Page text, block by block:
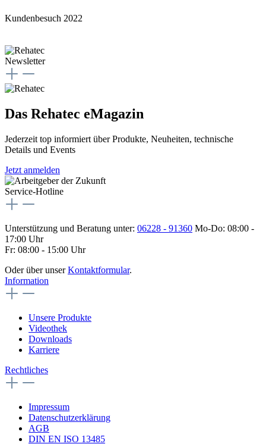
Kundenbesuch 2022
Newsletter
Das Rehatec eMagazin
Jederzeit top informiert über Produkte, Neuheiten, technische
Details und Events
Jetzt anmelden
Service-Hotline
Unterstützung und Beratung unter: 06228 - 91360 Mo-Do: 08:00 -
17:00 Uhr
Fr: 08:00 - 15:00 Uhr
Oder über unserKontaktformular.
Information
Unsere Produkte
Videothek
Downloads
Karriere
Rechtliches
Impressum
Datenschutzerklärung
AGB
DIN EN ISO 13485